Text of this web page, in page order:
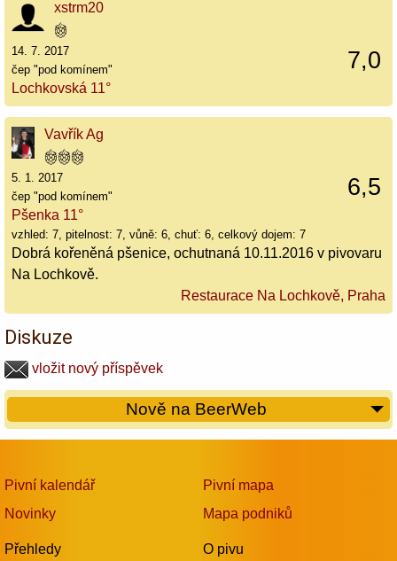
xstrm20
7,0
14. 7. 2017
čep "pod komínem"
Lochkovská 11°
Vavřík Ag
6,5
5. 1. 2017
čep "pod komínem"
Pšenka 11°
vzhled: 7, pitelnost: 7, vůně: 6, chuť: 6, celkový dojem: 7
Dobrá kořeněná pšenice, ochutnaná 10.11.2016 v pivovaru
Na Lochkově.
Restaurace Na Lochkově, Praha
Diskuze
vložit nový příspěvek
Nově na BeerWeb
Pivní kalendář
Novinky
Přehledy
Pivní mapa
Mapa podniků
O pivu